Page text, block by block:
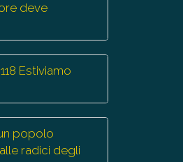
deve
Estiviamo
popolo
radici degli